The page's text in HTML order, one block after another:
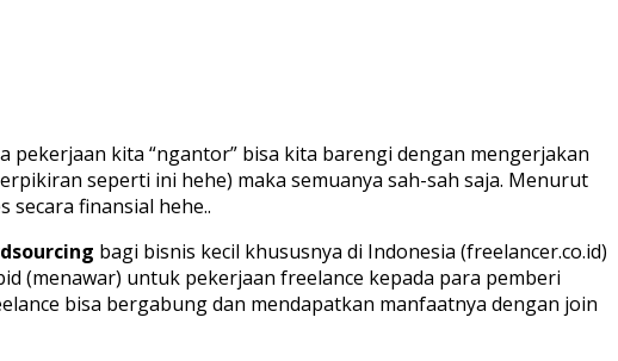
kita “ngantor” bisa kita barengi dengan mengerjakan
seperti ini hehe) maka semuanya sah-sah saja. Menurut
secara finansial hehe..
bagi bisnis kecil khususnya di Indonesia (freelancer.co.id)
(menawar) untuk pekerjaan freelance kepada para pemberi
bisa bergabung dan mendapatkan manfaatnya dengan join